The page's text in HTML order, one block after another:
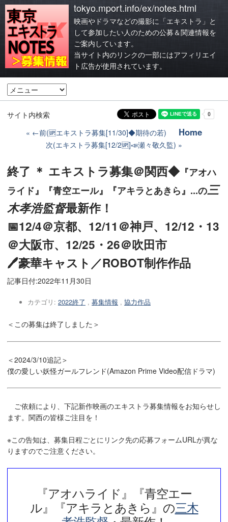
tokyo.mport.info/ex/notes.html
映画やドラマなどの撮影に「エキストラ」と
して参加したい人のための公募＆関連情報を
ご案内しています。
当サイト内のリンクの一部にはアフィリエイ
ト広告が使用されています。
サイト内検索
←前(🆙エキストラ募集[11/30]◆期待の若)
Home
次(エキストラ募集[12/2🆙]📣瀬々敬久監)
終了 ＊ エキストラ募集＠関西◆『アオハ
ライド』『青空エール』『アキラとあきら』...の三
木孝浩監督最新作！
📅12/4＠京都、12/11＠神戸、12/12・13
＠大阪市、12/25・26＠吹田市
🖊豪華キャスト／ROBOT制作作品
記事日付:2022年11月30日
カテゴリ: 2022終了 , 募集情報 , 協力作品
＜この募集は終了しました＞
＜2024/3/10追記＞
僕の愛しい妖怪ガールフレンド(Amazon Prime Video配信ドラマ)
ご依頼により、下記新作映画のエキストラ募集情報をお知らせし
ます。関西の皆様ご注目を！
※この告知は、募集日程ごとにリンク先の応募フォームURLが異な
りますのでご注意ください。
『アオハライド』『青空エー
ル』『アキラとあきら』の三木